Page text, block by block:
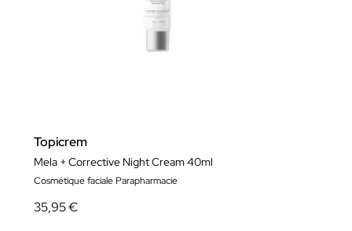
Topicrem
Mela + Corrective Night Cream 40ml
Cosmétique faciale Parapharmacie
35,95 €